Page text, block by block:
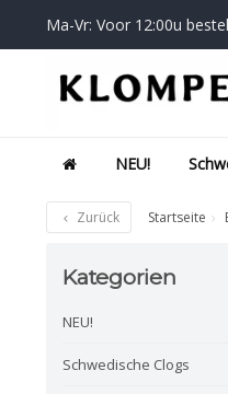
Ma-Vr: Voor 12:00u
NEU!
Zurück Startseite
Kategorien
NEU!
Schwedische Clogs